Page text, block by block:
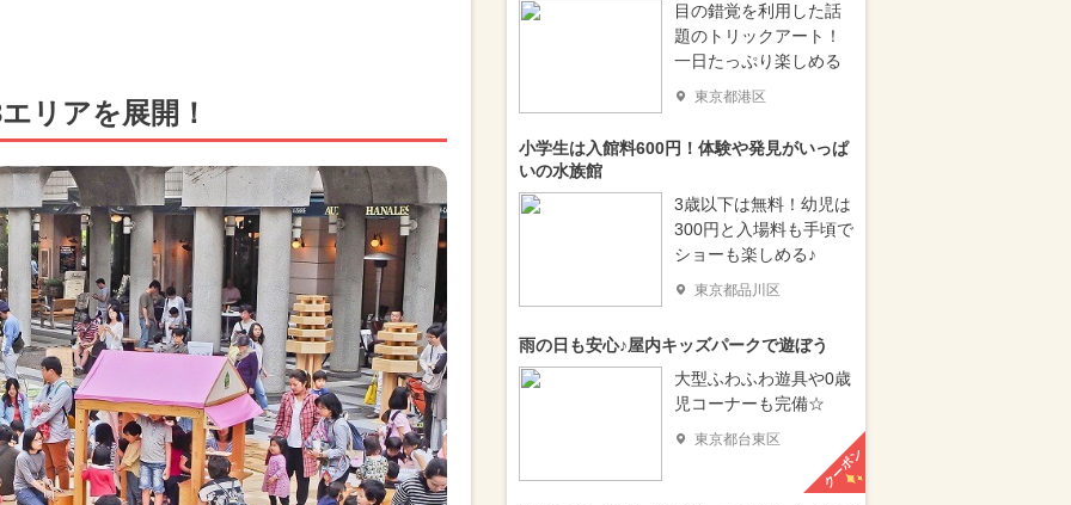
リアを展開！
目の錯覚を利用した話
題のトリックアート！
一日たっぷり楽しめる
東京都港区
小学生は入館料600円！体験や発見がいっぱ
いの水族館
3歳以下は無料！幼児は
300円と入場料も手頃で
ショーも楽しめる♪
東京都品川区
雨の日も安心♪屋内キッズパークで遊ぼう
大型ふわふわ遊具や0歳
児コーナーも完備☆
東京都台東区
クーポン